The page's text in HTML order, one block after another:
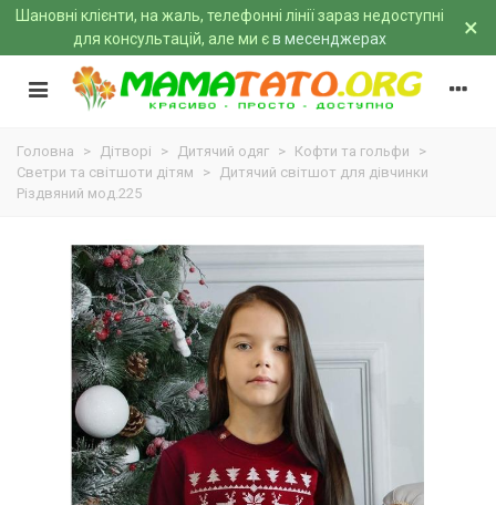
Шановні клієнти, на жаль, телефонні лінії зараз недоступні
для консультацій, але ми єв месенджерах ×
Головна > Дітворі > Дитячий одяг > Кофти та гольфи
>
Светри та світшоти дітям
> Дитячий світшот для дівчинки
Різдвяний мод.225